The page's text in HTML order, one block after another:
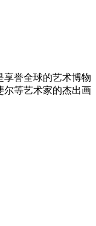
享誉全球的艺术博物
尔等艺术家的杰出画